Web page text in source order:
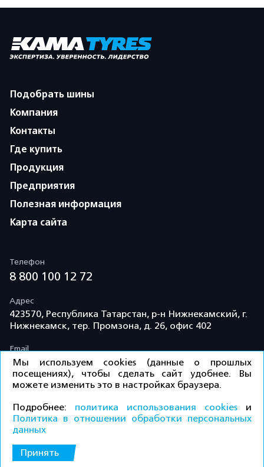
Подобрать шины
Компания
Контакты
Где купить
Продукция
Предприятия
Полезная информация
Карта сайта
Телефон
8 800 100 12 72
Адрес
423570, Республика Татарстан, р-н Нижнекамский, г.
Нижнекамск, тер. Промзона, д. 26, офис 402
Email
info@td-kama.com
©ООО «Торговый дом «Кама» 2026 / Все права
защищены.
Политика конфиденциальности
Мы используем cookies (данные о прошлых
посещениях), чтобы сделать сайт удобнее. Вы
можете изменить это в настройках браузера.
Подробнее: политика использования cookies и
Политика в отношении обработки персональных
данных
Принять